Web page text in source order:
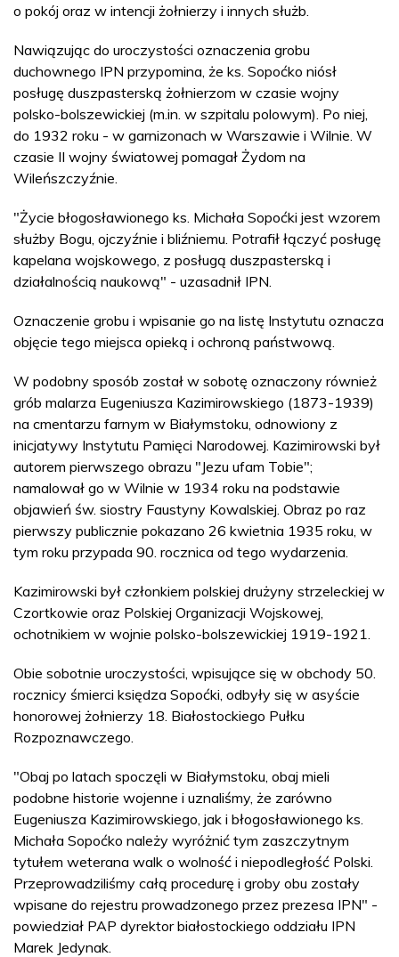
o pokój oraz w intencji żołnierzy i innych służb.
Nawiązując do uroczystości oznaczenia grobu
duchownego IPN przypomina, że ks. Sopoćko niósł
posługę duszpasterską żołnierzom w czasie wojny
polsko-bolszewickiej (m.in. w szpitalu polowym). Po niej,
do 1932 roku - w garnizonach w Warszawie i Wilnie. W
czasie II wojny światowej pomagał Żydom na
Wileńszczyźnie.
"Życie błogosławionego ks. Michała Sopoćki jest wzorem
służby Bogu, ojczyźnie i bliźniemu. Potrafił łączyć posługę
kapelana wojskowego, z posługą duszpasterską i
działalnością naukową" - uzasadnił IPN.
Oznaczenie grobu i wpisanie go na listę Instytutu oznacza
objęcie tego miejsca opieką i ochroną państwową.
W podobny sposób został w sobotę oznaczony również
grób malarza Eugeniusza Kazimirowskiego (1873-1939)
na cmentarzu farnym w Białymstoku, odnowiony z
inicjatywy Instytutu Pamięci Narodowej. Kazimirowski był
autorem pierwszego obrazu "Jezu ufam Tobie";
namalował go w Wilnie w 1934 roku na podstawie
objawień św. siostry Faustyny Kowalskiej. Obraz po raz
pierwszy publicznie pokazano 26 kwietnia 1935 roku, w
tym roku przypada 90. rocznica od tego wydarzenia.
Kazimirowski był członkiem polskiej drużyny strzeleckiej w
Czortkowie oraz Polskiej Organizacji Wojskowej,
ochotnikiem w wojnie polsko-bolszewickiej 1919-1921.
Obie sobotnie uroczystości, wpisujące się w obchody 50.
rocznicy śmierci księdza Sopoćki, odbyły się w asyście
honorowej żołnierzy 18. Białostockiego Pułku
Rozpoznawczego.
"Obaj po latach spoczęli w Białymstoku, obaj mieli
podobne historie wojenne i uznaliśmy, że zarówno
Eugeniusza Kazimirowskiego, jak i błogosławionego ks.
Michała Sopoćko należy wyróżnić tym zaszczytnym
tytułem weterana walk o wolność i niepodległość Polski.
Przeprowadziliśmy całą procedurę i groby obu zostały
wpisane do rejestru prowadzonego przez prezesa IPN" -
powiedział PAP dyrektor białostockiego oddziału IPN
Marek Jedynak.